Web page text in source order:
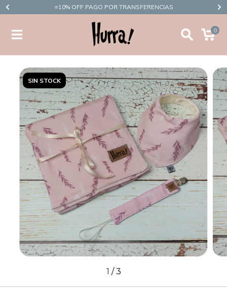
​⭐10% OFF PAGO POR TRANSFERENCIAS
0
SIN STOCK
1 /3